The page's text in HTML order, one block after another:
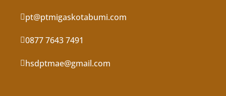
pt@ptmigaskotabumi.com
0877 7643 7491
hsdptmae@gmail.com